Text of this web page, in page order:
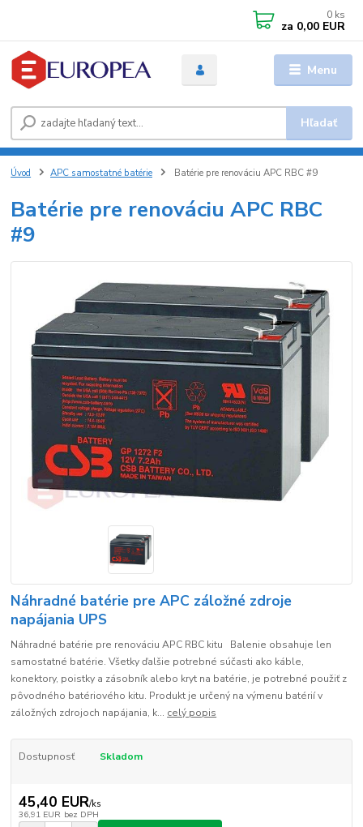
Menu
Hľadať
0 ks
za 0,00 EUR
Úvod APC samostatné batérie Batérie pre renováciu APC RBC #9
Batérie pre renováciu APC RBC
#9
Náhradné batérie pre APC záložné zdroje
napájania UPS
Náhradné batérie pre renováciu APC RBC kitu Balenie obsahuje len
samostatné batérie. Všetky ďalšie potrebné súčasti ako káble,
konektory, poistky a zásobník alebo kryt na batérie, je potrebné použiť z
pôvodného batériového kitu. Produkt je určený na výmenu batérií v
záložných zdrojoch napájania, k... celý popis
Dostupnosť Skladom
45,40 EUR/ks
36,91 EUR bez DPH